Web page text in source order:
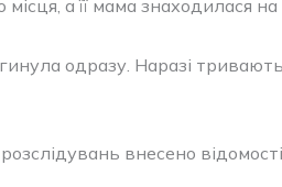
а її мама знаходилася
одразу. Наразі тривають
внесено